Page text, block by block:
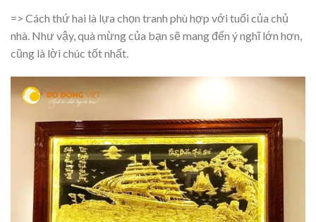
=> Cách thứ hai là lựa chọn tranh phù hợp với tuổi của chủ
nhà. Như vậy, quà mừng của bạn sẽ mang đến ý nghĩ lớn hơn,
cũng là lời chúc tốt nhất.